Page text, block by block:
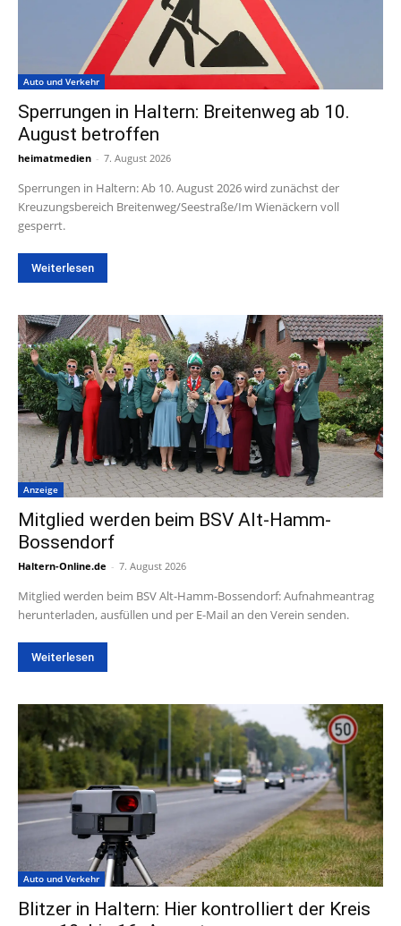
Auto und Verkehr
Sperrungen in Haltern: Breitenweg ab 10.
August betroffen
heimatmedien - 7. August 2026
Sperrungen in Haltern: Ab 10. August 2026 wird zunächst der
Kreuzungsbereich Breitenweg/Seestraße/Im Wienäckern voll
gesperrt.
Weiterlesen
Anzeige
Mitglied werden beim BSV Alt-Hamm-
Bossendorf
Haltern-Online.de - 7. August 2026
Mitglied werden beim BSV Alt-Hamm-Bossendorf: Aufnahmeantrag
herunterladen, ausfüllen und per E-Mail an den Verein senden.
Weiterlesen
Auto und Verkehr
Blitzer in Haltern: Hier kontrolliert der Kreis